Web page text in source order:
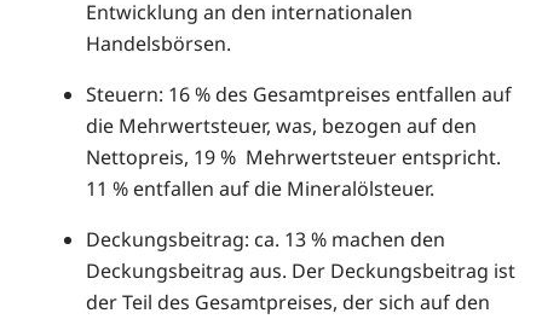
Entwicklung an den internationalen
Handelsbörsen.
Steuern: 16 % des Gesamtpreises entfallen auf
die Mehrwertsteuer, was, bezogen auf den
Nettopreis, 19 % Mehrwertsteuer entspricht.
11 % entfallen auf die Mineralölsteuer.
Deckungsbeitrag: ca. 13 % machen den
Deckungsbeitrag aus. Der Deckungsbeitrag ist
der Teil des Gesamtpreises, der sich auf den